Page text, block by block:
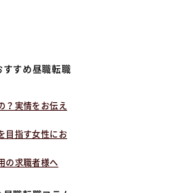
すすめ昼職転職
？実情をお伝え
目指す女性にお
の求職者様へ